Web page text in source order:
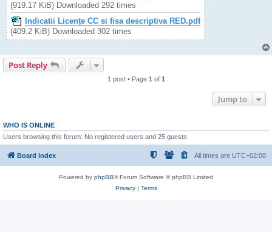
(919.17 KiB) Downloaded 292 times
Indicatii Licențe CC si fisa descriptiva RED.pdf
(409.2 KiB) Downloaded 302 times
Post Reply
1 post • Page 1 of 1
Jump to
WHO IS ONLINE
Users browsing this forum: No registered users and 25 guests
Board index All times are UTC+02:00
Powered by phpBB® Forum Software © phpBB Limited
Privacy| Terms